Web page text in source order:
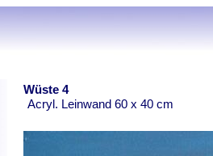
Wüste 4
Acryl. Leinwand 60 x 40 cm